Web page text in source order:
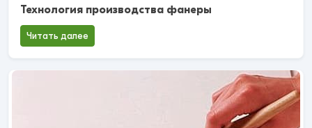
Технология производства фанеры
Читать далее